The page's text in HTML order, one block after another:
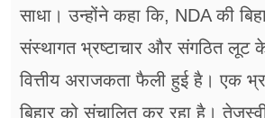
साधा। उन्होंने कहा कि, NDA की
संस्थागत भ्रष्टाचार और संगठित लूट
वित्तीय अराजकता फैली हुई है। एक
बिहार को संचालित कर रहा है।